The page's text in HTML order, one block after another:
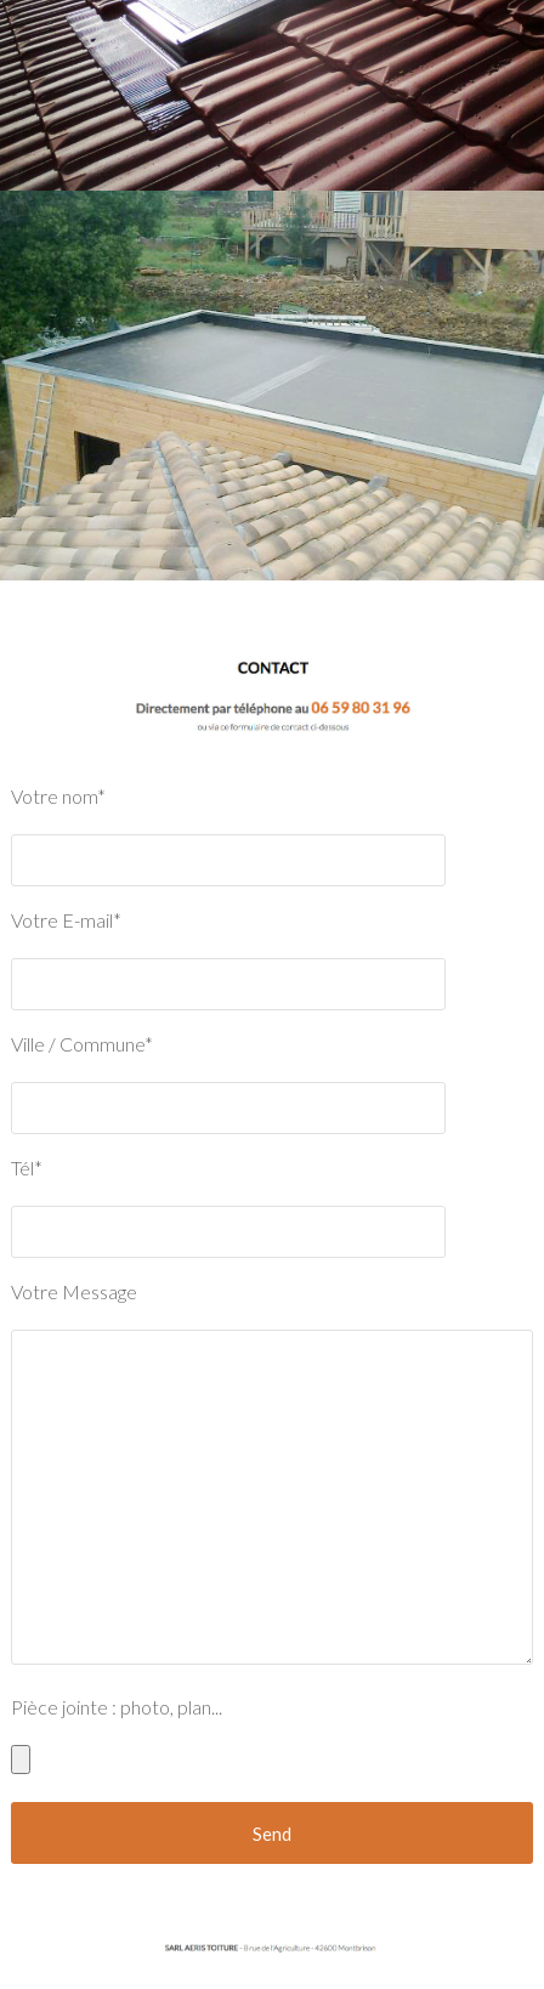
Votre nom*
Votre E-mail*
Ville / Commune*
Tél*
Votre Message
Pièce jointe : photo, plan...